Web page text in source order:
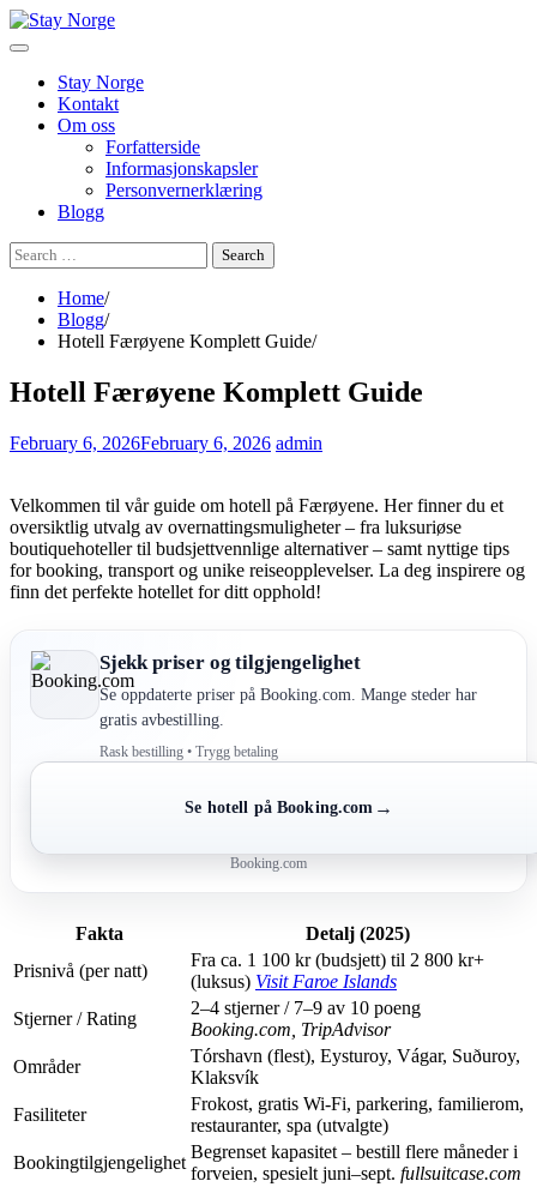
Skip
to
Stay Norge
Kontakt
Om oss
Forfatterside
Informasjonskapsler
Personvernerklæring
Blogg
Search
for:
Home
Blogg
Hotell Færøyene Komplett Guide
Hotell Færøyene Komplett Guide
February 6, 2026February 6, 2026 admin
Velkommen til vår guide om hotell på Færøyene. Her finner du et
oversiktlig utvalg av overnattingsmuligheter – fra luksuriøse
boutiquehoteller til budsjettvennlige alternativer – samt nyttige tips
for booking, transport og unike reiseopplevelser. La deg inspirere og
finn det perfekte hotellet for ditt opphold!
Sjekk priser og tilgjengelighet
Se oppdaterte priser på Booking.com. Mange steder har
gratis avbestilling.
Rask bestilling • Trygg betaling
Se hotell på Booking.com →
Booking.com
Fakta
Detalj (2025)
Prisnivå (per natt)
Fra ca. 1 100 kr (budsjett) til 2 800 kr+
(luksus) Visit Faroe Islands
Stjerner / Rating
2–4 stjerner / 7–9 av 10 poeng
Booking.com, TripAdvisor
Områder
Tórshavn (flest), Eysturoy, Vágar, Suðuroy,
Klaksvík
Fasiliteter
Frokost, gratis Wi-Fi, parkering, familierom,
restauranter, spa (utvalgte)
Bookingtilgjengelighet
Begrenset kapasitet – bestill flere måneder i
forveien, spesielt juni–sept. fullsuitcase.com